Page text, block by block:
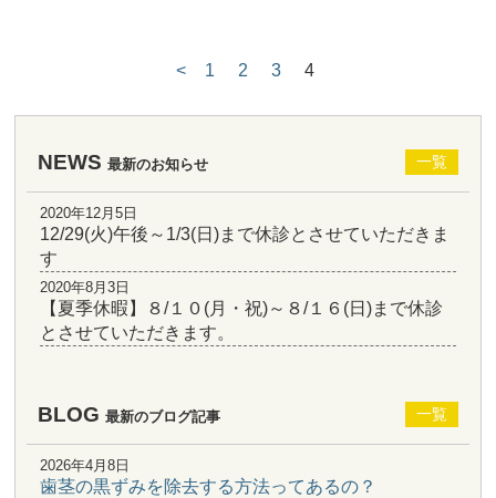
< 1 2 3 4
NEWS 最新のお知らせ 一覧
2020年12月5日
12/29(火)午後～1/3(日)まで休診とさせていただきま
す
2020年8月3日
【夏季休暇】８/１０(月・祝)～８/１６(日)まで休診
とさせていただきます。
BLOG 最新のブログ記事 一覧
2026年4月8日
歯茎の黒ずみを除去する方法ってあるの？